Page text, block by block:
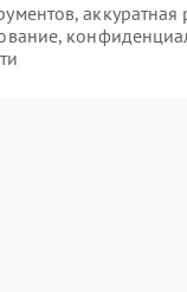
аккуратная